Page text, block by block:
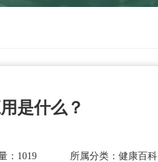
是什么？
：1019 所属分类：健康百科